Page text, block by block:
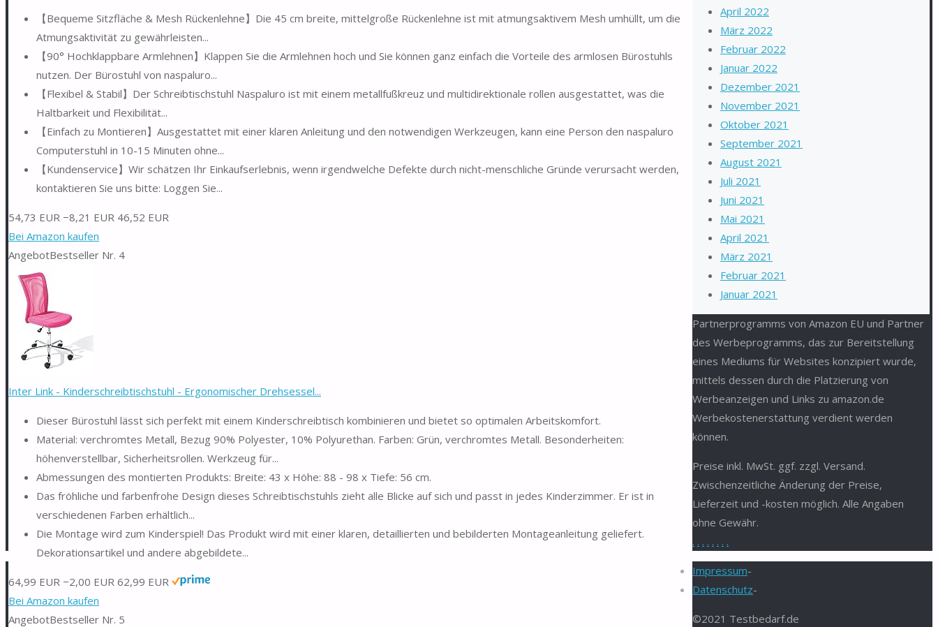
【Bequeme Sitzfläche & Mesh Rückenlehne】Die 45 cm breite, mittelgroße Rückenlehne ist mit atmungsaktivem Mesh umhüllt, um die
Atmungsaktivität zu gewährleisten...
【90° Hochklappbare Armlehnen】Klappen Sie die Armlehnen hoch und Sie können ganz einfach die Vorteile des armlosen Bürostuhls
nutzen. Der Bürostuhl von naspaluro...
【Flexibel & Stabil】Der Schreibtischstuhl Naspaluro ist mit einem metallfußkreuz und multidirektionale rollen ausgestattet, was die
Haltbarkeit und Flexibilität...
【Einfach zu Montieren】Ausgestattet mit einer klaren Anleitung und den notwendigen Werkzeugen, kann eine Person den naspaluro
Computerstuhl in 10-15 Minuten ohne...
【Kundenservice】Wir schätzen Ihr Einkaufserlebnis, wenn irgendwelche Defekte durch nicht-menschliche Gründe verursacht werden,
kontaktieren Sie uns bitte: Loggen Sie...
54,73 EUR −8,21 EUR 46,52 EUR
Bei Amazon kaufen
AngebotBestseller Nr. 4
Inter Link - Kinderschreibtischstuhl - Ergonomischer Drehsessel...
Dieser Bürostuhl lässt sich perfekt mit einem Kinderschreibtisch kombinieren und bietet so optimalen Arbeitskomfort.
Material: verchromtes Metall, Bezug 90% Polyester, 10% Polyurethan. Farben: Grün, verchromtes Metall. Besonderheiten:
höhenverstellbar, Sicherheitsrollen. Werkzeug für...
Abmessungen des montierten Produkts: Breite: 43 x Höhe: 88 - 98 x Tiefe: 56 cm.
Das fröhliche und farbenfrohe Design dieses Schreibtischstuhls zieht alle Blicke auf sich und passt in jedes Kinderzimmer. Er ist in
verschiedenen Farben erhältlich...
Die Montage wird zum Kinderspiel! Das Produkt wird mit einer klaren, detaillierten und bebilderten Montageanleitung geliefert.
Dekorationsartikel und andere abgebildete...
64,99 EUR −2,00 EUR 62,99 EUR
Bei Amazon kaufen
AngebotBestseller Nr. 5
April 2022
März 2022
Februar 2022
Januar 2022
Dezember 2021
November 2021
Oktober 2021
September 2021
August 2021
Juli 2021
Juni 2021
Mai 2021
April 2021
März 2021
Februar 2021
Januar 2021
Partnerprogramms von Amazon EU und Partner
des Werbeprogramms, das zur Bereitstellung
eines Mediums für Websites konzipiert wurde,
mittels dessen durch die Platzierung von
Werbeanzeigen und Links zu amazon.de
Werbekostenerstattung verdient werden
können.
Preise inkl. MwSt. ggf. zzgl. Versand.
Zwischenzeitliche Änderung der Preise,
Lieferzeit und -kosten möglich. Alle Angaben
ohne Gewähr.
. . . . . . . .
Impressum-
Datenschutz-
©2021 Testbedarf.de